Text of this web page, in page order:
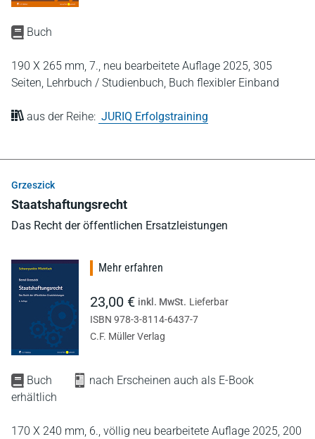
Buch
190 X 265 mm, 7., neu bearbeitete Auflage 2025, 305
Seiten, Lehrbuch / Studienbuch, Buch flexibler Einband
aus der Reihe: JURIQ Erfolgstraining
Grzeszick
Staatshaftungsrecht
Das Recht der öffentlichen Ersatzleistungen
Buch
nach Erscheinen auch als E-Book
erhältlich
170 X 240 mm, 6., völlig neu bearbeitete Auflage 2025, 200
Mehr erfahren
23,00 € inkl. MwSt. Lieferbar
ISBN 978-3-8114-6437-7
C.F. Müller Verlag